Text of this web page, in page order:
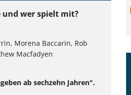
und wer spielt mit?
Morena Baccarin, Rob
Macfadyen
ab sechzehn Jahren".